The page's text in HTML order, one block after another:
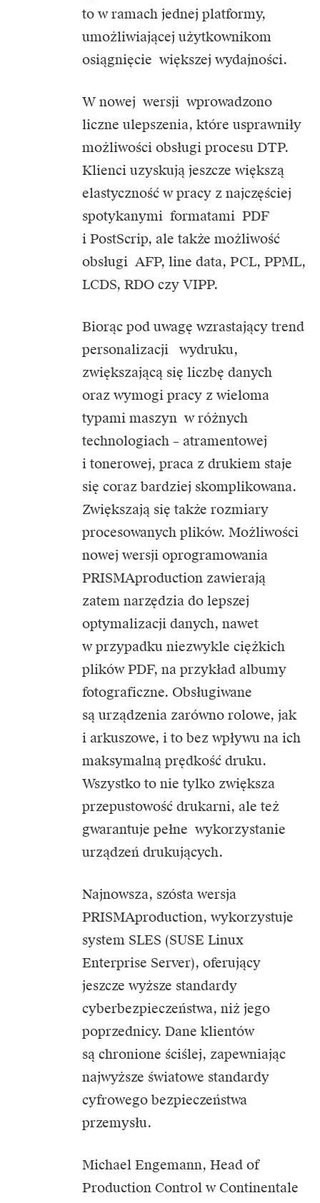
to w ramach jednej platformy,
umożliwiającej użytkownikom
osiągnięcie większej wydajności.
W nowej wersji wprowadzono
liczne ulepszenia, które usprawniły
możliwości obsługi procesu DTP.
Klienci uzyskują jeszcze większą
elastyczność w pracy z najczęściej
spotykanymi formatami PDF
i PostScrip, ale także możliwość
obsługi AFP, line data, PCL, PPML,
LCDS, RDO czy VIPP.
Biorąc pod uwagę wzrastający trend
personalizacji wydruku,
zwiększającą się liczbę danych
oraz wymogi pracy z wieloma
typami maszyn w różnych
technologiach – atramentowej
i tonerowej, praca z drukiem staje
się coraz bardziej skomplikowana.
Zwiększają się także rozmiary
procesowanych plików. Możliwości
nowej wersji oprogramowania
PRISMAproduction zawierają
zatem narzędzia do lepszej
optymalizacji danych, nawet
w przypadku niezwykle ciężkich
plików PDF, na przykład albumy
fotograficzne. Obsługiwane
są urządzenia zarówno rolowe, jak
i arkuszowe, i to bez wpływu na ich
maksymalną prędkość druku.
Wszystko to nie tylko zwiększa
przepustowość drukarni, ale też
gwarantuje pełne wykorzystanie
urządzeń drukujących.
Najnowsza, szósta wersja
PRISMAproduction, wykorzystuje
system SLES (SUSE Linux
Enterprise Server), oferujący
jeszcze wyższe standardy
cyberbezpieczeństwa, niż jego
poprzednicy. Dane klientów
są chronione ściślej, zapewniając
najwyższe światowe standardy
cyfrowego bezpieczeństwa
przemysłu.
Michael Engemann, Head of
Production Control w Continentale